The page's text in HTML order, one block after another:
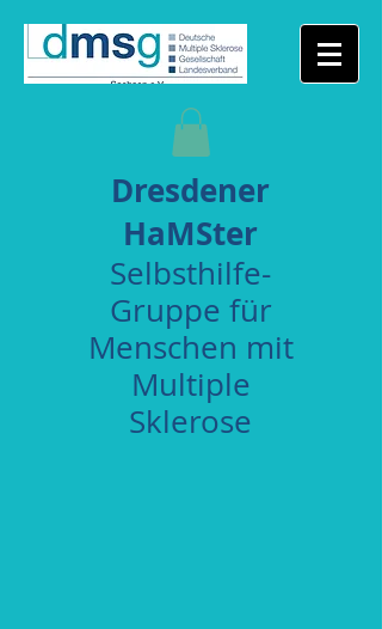
Dresdener
HaMSter
Selbsthilfe-
Gruppe für
Menschen mit
Multiple
Sklerose